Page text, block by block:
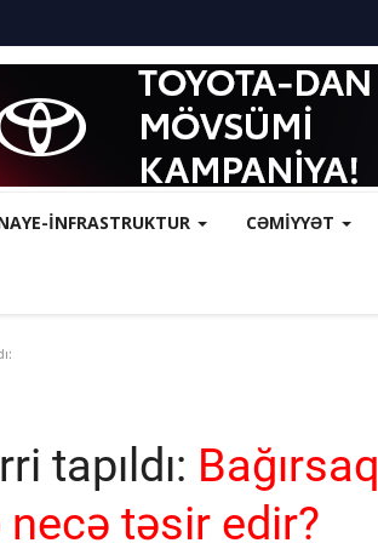
İNFRASTRUKTUR CƏMİYYƏT
tapıldı: Bağırsaq
necə təsir edir?